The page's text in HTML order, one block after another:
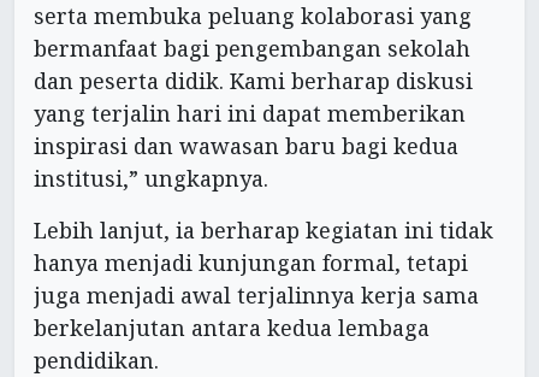
serta membuka peluang kolaborasi yang
bermanfaat bagi pengembangan sekolah
dan peserta didik. Kami berharap diskusi
yang terjalin hari ini dapat memberikan
inspirasi dan wawasan baru bagi kedua
institusi,” ungkapnya.
Lebih lanjut, ia berharap kegiatan ini tidak
hanya menjadi kunjungan formal, tetapi
juga menjadi awal terjalinnya kerja sama
berkelanjutan antara kedua lembaga
pendidikan.